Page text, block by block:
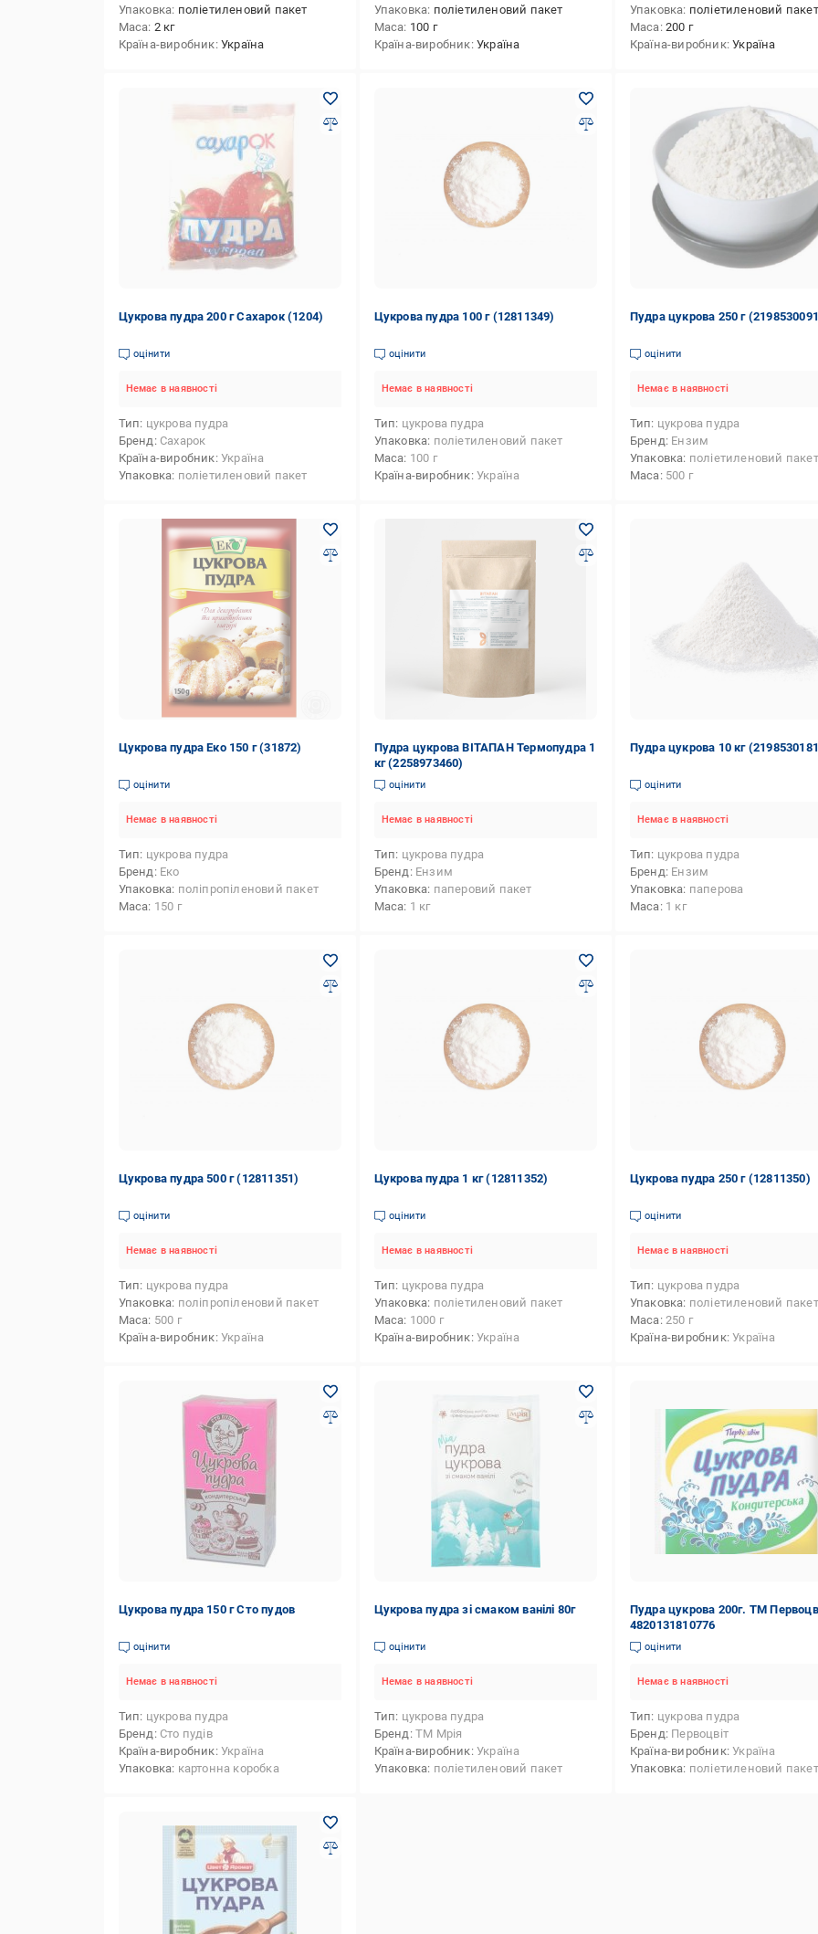
Упаковка поліетиленовий пакет
Маса 2 кг
Країна-виробник Україна
Упаковка поліетиленовий пакет
Маса 100 г
Країна-виробник Україна
Упаковка поліетиленовий пакет
Маса 200 г
Країна-виробник Україна
Цукрова пудра 200 г Сахарок (1204)
оцінити
Немає в наявності
Тип цукрова пудра
Бренд Сахарок
Країна-виробник Україна
Упаковка поліетиленовий пакет
Цукрова пудра 100 г (12811349)
оцінити
Немає в наявності
Тип цукрова пудра
Упаковка поліетиленовий пакет
Маса 100 г
Країна-виробник Україна
Пудра цукрова 250 г
оцінити
Немає в наявності
Тип цукрова пудра
Бренд Ензим
Упаковка поліетиленовий пакет
Маса 500 г
Цукрова пудра Еко 150 г (31872)
оцінити
Немає в наявності
Тип цукрова пудра
Бренд Еко
Упаковка поліпропіленовий пакет
Маса 150 г
Пудра цукрова ВІТАПАН Термопудра 1
кг (2258973460)
оцінити
Немає в наявності
Тип цукрова пудра
Бренд Ензим
Упаковка паперовий пакет
Маса 1 кг
Пудра цукрова 10 кг
оцінити
Немає в наявності
Тип цукрова пудра
Бренд Ензим
Упаковка паперова
Маса 1 кг
Цукрова пудра 500 г (12811351)
оцінити
Немає в наявності
Тип цукрова пудра
Упаковка поліпропіленовий пакет
Маса 500 г
Країна-виробник Україна
Цукрова пудра 1 кг (12811352)
оцінити
Немає в наявності
Тип цукрова пудра
Упаковка поліетиленовий пакет
Маса 1000 г
Країна-виробник Україна
Цукрова пудра 250 г (12811350)
оцінити
Немає в наявності
Тип цукрова пудра
Упаковка поліетиленовий пакет
Маса 250 г
Країна-виробник Україна
Цукрова пудра 150 г Сто пудов
оцінити
Немає в наявності
Тип цукрова пудра
Бренд Сто пудів
Країна-виробник Україна
Упаковка картонна коробка
Цукрова пудра зі смаком ванілі 80г
оцінити
Немає в наявності
Тип цукрова пудра
Бренд ТМ Мрія
Країна-виробник Україна
Упаковка поліетиленовий пакет
Пудра цукрова 200г. ТМ
4820131810776
оцінити
Немає в наявності
Тип цукрова пудра
Бренд Первоцвіт
Країна-виробник Україна
Упаковка поліетиленовий пакет